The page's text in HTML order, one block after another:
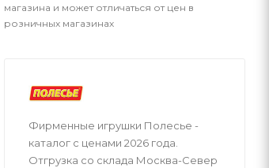
магазина и может отличаться от цен в
розничных магазинах
Фирменные игрушки Полесье -
каталог с ценами 2026 года.
Отгрузка со склада Москва-Север